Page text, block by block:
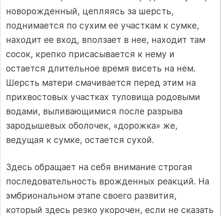
новорожденный, цепляясь за шерсть,
поднимается по сухим ее участкам к сумке,
находит ее вход, вползает в нее, находит там
сосок, крепко присасывается к нему и
остается длительное время висеть на нем.
Шерсть матери смачивается перед этим на
прихвостовых участках туловища родовыми
водами, выливающимися после разрыва
зародышевых оболочек, «дорожка» же,
ведущая к сумке, остается сухой.
Здесь обращает на себя внимание строгая
последовательность врожденных реакций. На
эмбриональном этапе своего развития,
который здесь резко укорочен, если не сказать